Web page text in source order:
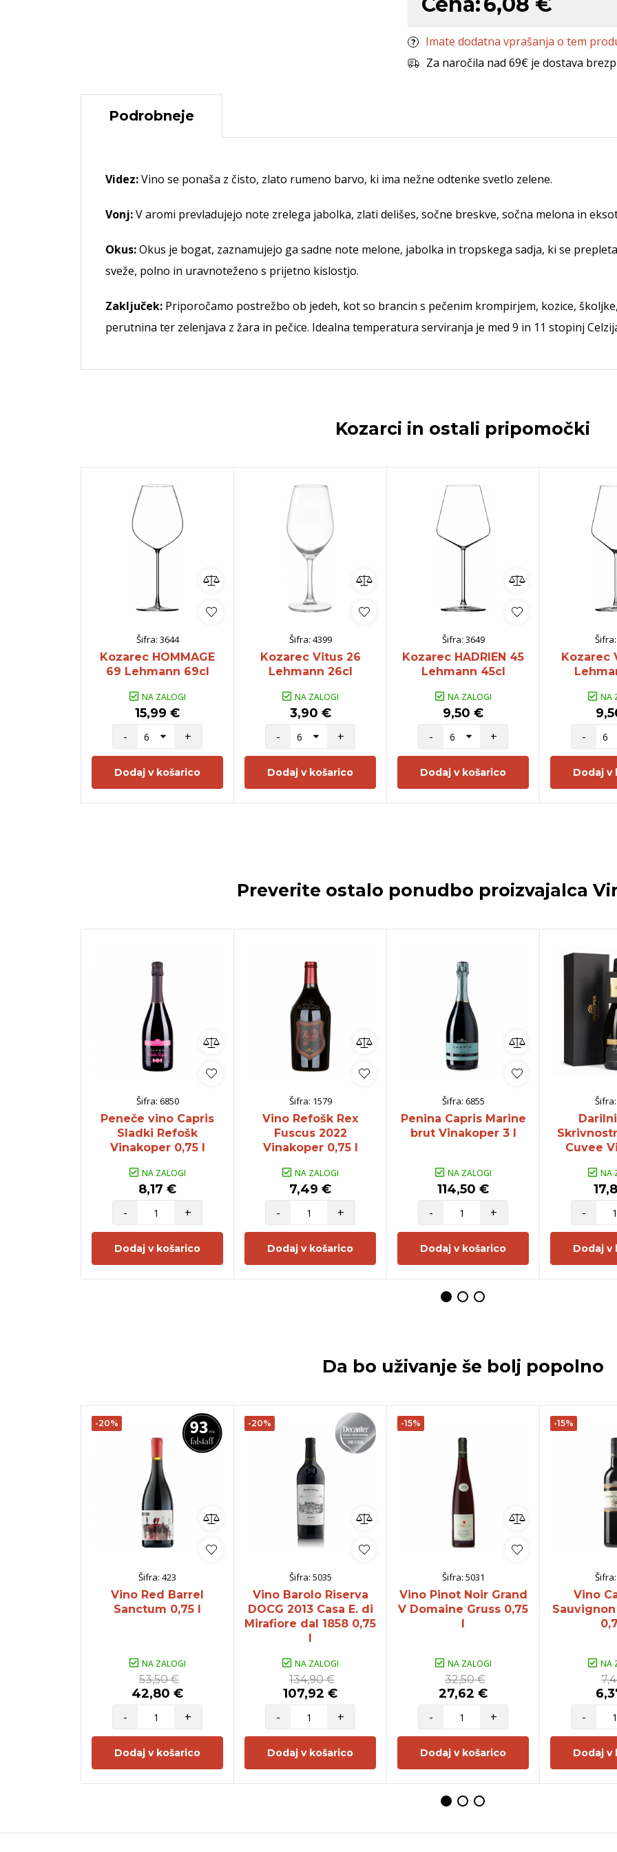
Imate dodatna vprašanja o tem
Za naročila nad 69€ je dostava
Podrobneje
Videz:Vino se ponaša z čisto, zlato rumeno barvo, ki ima nežne odtenke svetlo zelene.
Vonj:V aromi prevladujejo note zrelega jabolka, zlati delišes, sočne breskve, sočna melona in
Okus:Okus je bogat, zaznamujejo ga sadne note melone, jabolka in tropskega sadja, ki se
sveže, polno in uravnoteženo s prijetno kislostjo.
Zaključek: Priporočamo postrežbo ob jedeh, kot so brancin s pečenim krompirjem, kozice,
perutnina ter zelenjava z žara in pečice. Idealna temperatura serviranja je med 9 in 11 stopinj
Kozarci in ostali pripomočki
Šifra: 3644
Kozarec HOMMAGE
69 Lehmann 69cl
NA ZALOGI
15,99 €
-
+
Dodaj v košarico
Šifra: 4399
Kozarec Vitus 26
Lehmann 26cl
NA ZALOGI
3,90 €
-
+
Dodaj v košarico
Šifra: 3649
Kozarec HADRIEN 45
Lehmann 45cl
NA ZALOGI
9,50 €
-
+
Dodaj v košarico
Kozarec
NA
-
Dodaj v
Preverite ostalo ponudbo proizvajalca
Šifra: 6850
Peneče vino Capris
Sladki Refošk
Vinakoper 0,75 l
NA ZALOGI
8,17 €
-
+
Dodaj v košarico
Šifra: 1579
Vino Refošk Rex
Fuscus 2022
Vinakoper 0,75 l
NA ZALOGI
7,49 €
-
+
Dodaj v košarico
Šifra: 6855
Penina Capris Marine
brut Vinakoper 3 l
NA ZALOGI
114,50 €
-
+
Dodaj v košarico
Cuvee
NA
-
Dodaj v
Da bo uživanje še bolj popolno
-20%
Šifra: 423
Vino Red Barrel
Sanctum 0,75 l
NA ZALOGI
53,50 €
42,80 €
-
+
Dodaj v košarico
-20%
Šifra: 5035
Vino Barolo Riserva
DOCG 2013 Casa E. di
Mirafiore dal 1858 0,75
NA ZALOGI
134,90 €
107,92 €
-
+
Dodaj v košarico
-15%
Šifra: 5031
Vino Pinot Noir Grand
V Domaine Gruss 0,75
NA ZALOGI
32,50 €
27,62 €
-
+
Dodaj v košarico
-15%
Vino
NA
-
Dodaj v